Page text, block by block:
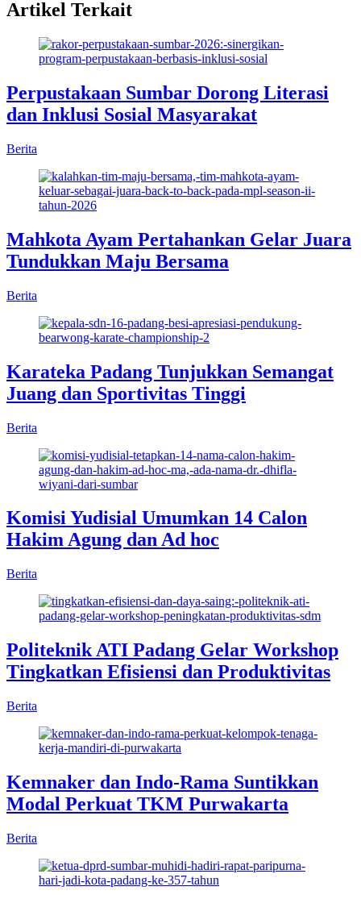
Artikel Terkait
Perpustakaan Sumbar Dorong Literasi
dan Inklusi Sosial Masyarakat
Berita
Mahkota Ayam Pertahankan Gelar Juara
Tundukkan Maju Bersama
Berita
Karateka Padang Tunjukkan Semangat
Juang dan Sportivitas Tinggi
Berita
Komisi Yudisial Umumkan 14 Calon
Hakim Agung dan Ad hoc
Berita
Politeknik ATI Padang Gelar Workshop
Tingkatkan Efisiensi dan Produktivitas
Berita
Kemnaker dan Indo-Rama Suntikkan
Modal Perkuat TKM Purwakarta
Berita